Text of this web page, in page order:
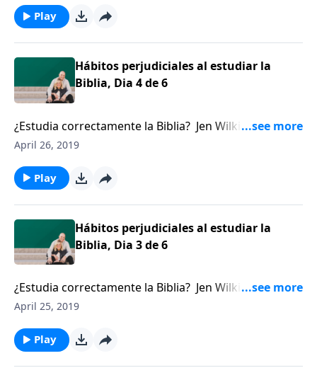
Play
Hábitos perjudiciales al estudiar la
Biblia, Dia 4 de 6
¿Estudia correctamente la Biblia? Jen Wilkin ha
liderado estudios bíblicos por mucho tiempo y ahora
cristianos cuando estudian la Biblia.
April 26, 2019
Play
Hábitos perjudiciales al estudiar la
Biblia, Dia 3 de 6
¿Estudia correctamente la Biblia? Jen Wilkin ha
liderado estudios bíblicos por mucho tiempo y ahora
cristianos cuando estudian la Biblia.
April 25, 2019
Play